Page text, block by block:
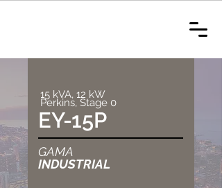
15 kVA, 12 kW
Perkins, Stage 0
EY-15P
GAMA
INDUSTRIAL